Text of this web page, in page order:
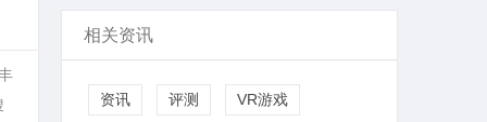
相关资讯
资讯 评测 VR游戏